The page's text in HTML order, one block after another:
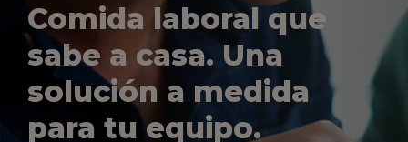
Comida laboral que
sabe a casa. Una
solución a medida
para tu equipo.